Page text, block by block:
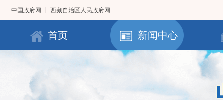
中国政府网 西藏自治区人民政府网
首页 新闻中心